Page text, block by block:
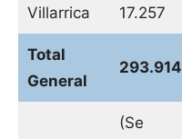
Villarrica 17.257
Total
General
293.914
(Se